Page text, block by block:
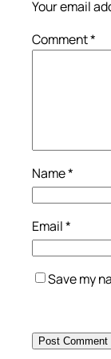
Your email
Comment*
Name*
Email*
Save my